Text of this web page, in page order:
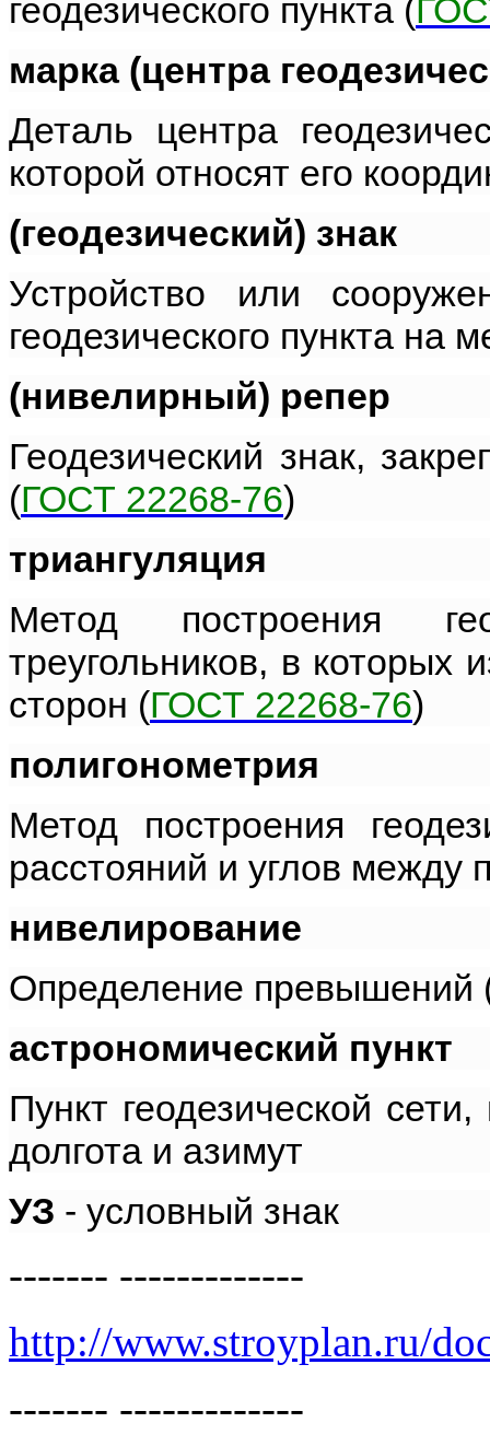
геодезического пункта (
марка (центра
Деталь центра
которой относят его
(геодезический) знак
Устройство или
геодезического пункта на
(нивелирный) репер
Геодезический знак,
(ГОСТ 22268-76)
триангуляция
Метод построения
треугольников, в которых
сторон (ГОСТ 22268-76)
полигонометрия
Метод построения
расстояний и углов между
нивелирование
Определение превышений
астрономический пункт
Пункт геодезической
долгота и азимут
УЗ - условный знак
------- -------------
http://www.stroyplan.ru/
------- -------------